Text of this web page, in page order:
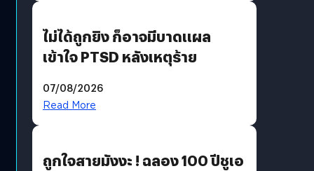
ไม่ได้ถูกยิง ก็อาจมีบาดแผล
เข้าใจ PTSD หลังเหตุร้าย
07/08/2026
Read More
ถูกใจสายมังงะ ! ฉลอง 100 ปีชูเอ